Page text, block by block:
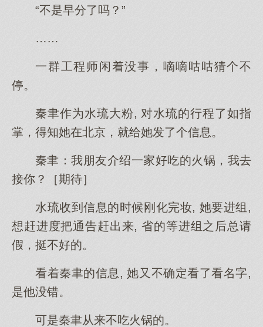
“不是早分了吗？”
……
一群工程师闲着没事，嘀嘀咕咕猜个不
停。
秦聿作为水琉大粉, 对水琉的行程了如指
掌，得知她在北京，就给她发了个信息。
秦聿：我朋友介绍一家好吃的火锅，我去
接你？［期待］
水琉收到信息的时候刚化完妆, 她要进组,
想赶进度把通告赶出来, 省的等进组之后总请
假，挺不好的。
看着秦聿的信息, 她又不确定看了看名字,
是他没错。
可是秦聿从来不吃火锅的。